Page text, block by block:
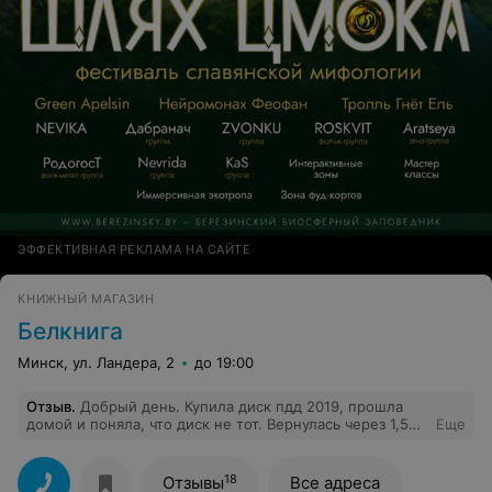
ЭФФЕКТИВНАЯ РЕКЛАМА НА САЙТЕ
КНИЖНЫЙ МАГАЗИН
Белкнига
Минск, ул. Ландера, 2 до 19:00
Отзыв. Добрый день. Купила диск пдд 2019, прошла
домой и поняла, что диск не тот. Вернулась через 1,5
упакован в герметичную упаковку, что и создаёт
трудности. Я им не пользовалась, даже не открывала
Еще
Отзывы18 Все адреса